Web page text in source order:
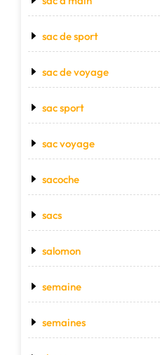
sac de sport
sac de voyage
sac sport
sac voyage
sacoche
sacs
salomon
semaine
semaines